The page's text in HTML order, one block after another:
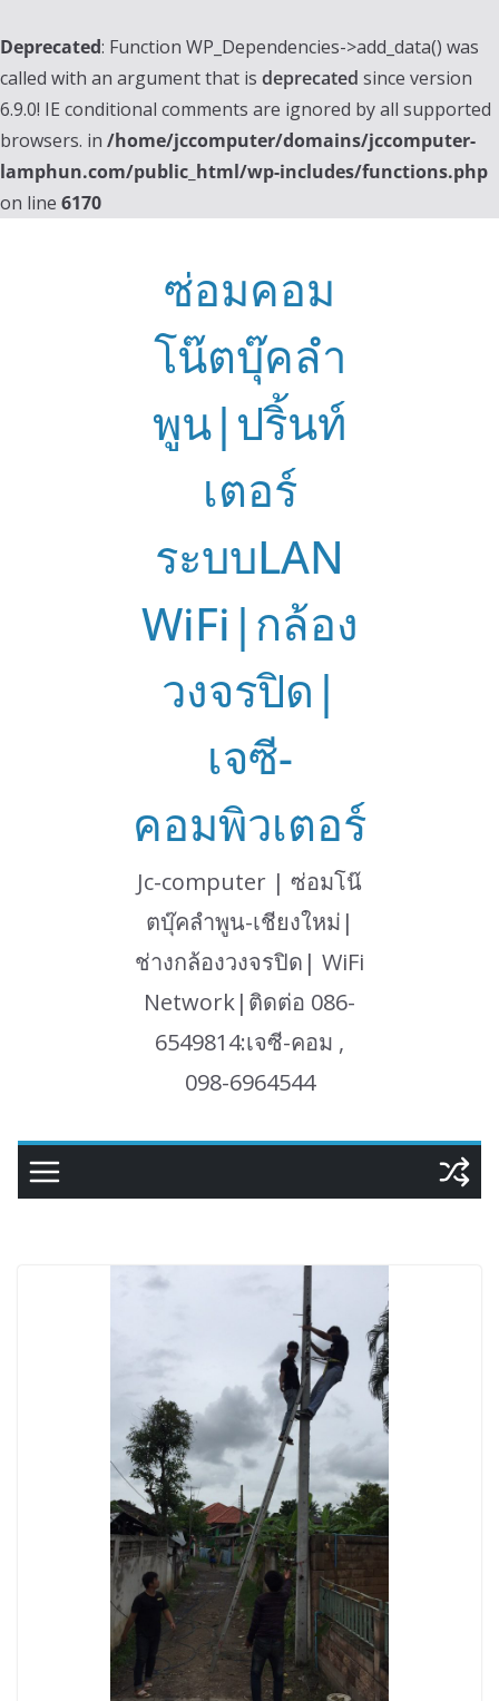
Deprecated: Function WP_Dependencies->add_data() was
called with an argument that is deprecated since version
6.9.0! IE conditional comments are ignored by all supported
browsers. in /home/jccomputer/domains/jccomputer-
lamphun.com/public_html/wp-includes/functions.php
on line 6170
ซ่อมคอม
โน๊ตบุ๊คลำ
พูน|ปริ้นท์
เตอร์
ระบบLAN
WiFi|กล้อง
วงจรปิด|
เจซี-
คอมพิวเตอร์
Jc-computer | ซ่อมโน๊
ตบุ๊คลำพูน-เชียงใหม่|
ช่างกล้องวงจรปิด| WiFi
Network|ติดต่อ 086-
6549814:เจซี-คอม ,
098-6964544